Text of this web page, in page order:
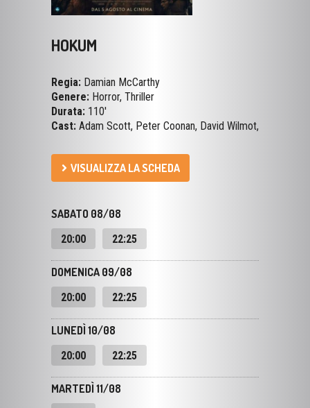
HOKUM
Regia:Damian McCarthy
Durata:110'
Cast:Adam Scott, Peter Coonan, David Wilmot,
VISUALIZZA LA SCHEDA
SABATO 08/08
DOMENICA 09/08
20:00 22:25
LUNEDÌ 10/08
20:00 22:25
MARTEDÌ 11/08
19:40